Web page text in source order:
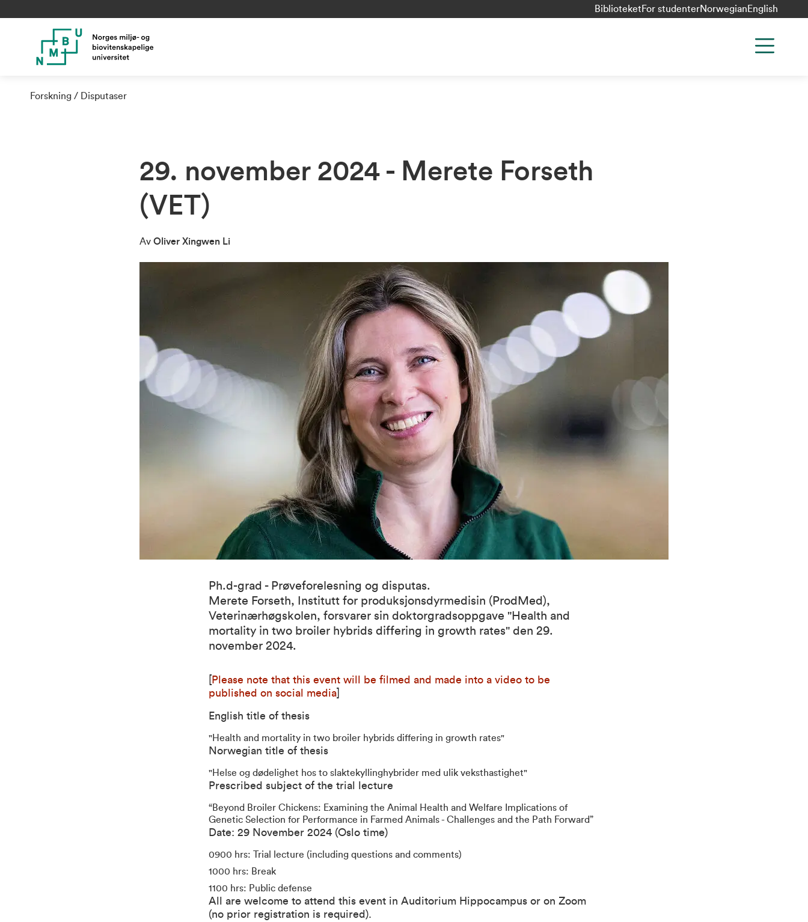
Biblioteket For studenterNorwegian English
Forskning Disputaser
29. november 2024 - Merete Forseth
(VET)
Av Oliver Xingwen Li
Ph.d-grad - Prøveforelesning og disputas.
Merete Forseth, Institutt for produksjonsdyrmedisin (ProdMed),
Veterinærhøgskolen, forsvarer sin doktorgradsoppgave "Health and
mortality in two broiler hybrids differing in growth rates" den 29.
november 2024.
Please note that this event will be filmed and made into a video to be
published on social media
English title of thesis
"Health and mortality in two broiler hybrids differing in growth rates"
Norwegian title of thesis
"Helse og dødelighet hos to slaktekyllinghybrider med ulik veksthastighet"
Prescribed subject of the trial lecture
“Beyond Broiler Chickens: Examining the Animal Health and Welfare Implications of
Genetic Selection for Performance in Farmed Animals - Challenges and the Path Forward”
Date: 29 November 2024 (Oslo time)
0900 hrs: Trial lecture (including questions and comments)
1000 hrs: Break
1100 hrs: Public defense
All are welcome to attend this event in Auditorium Hippocampus or on Zoom
(no prior registration is required).